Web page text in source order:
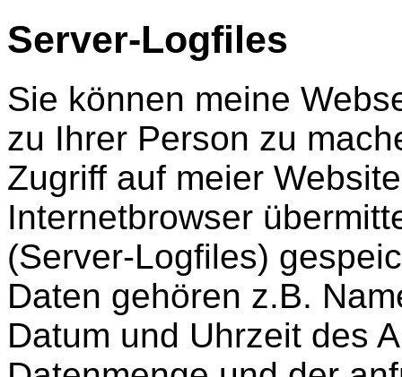
Server-Logfiles
Sie können meine
zu Ihrer Person zu
Zugriff auf meier
Internetbrowser
(Server-Logfiles)
Daten gehören z.B.
Datum und Uhrzeit des